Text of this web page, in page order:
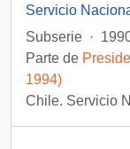
Servicio
Subserie ·
Parte de
1994)
Chile. Servicio